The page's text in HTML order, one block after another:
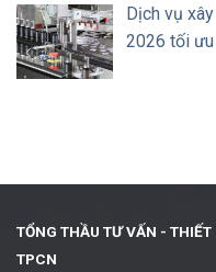
Dịch vụ
2026 tối
TỔNG THẦU TƯ VẤN - THIẾT
TPCN